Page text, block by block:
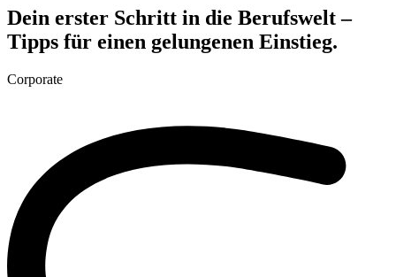
Dein erst­er Schritt in die Berufs­welt –
Tipps für einen gelungenen Einstieg.
Corporate